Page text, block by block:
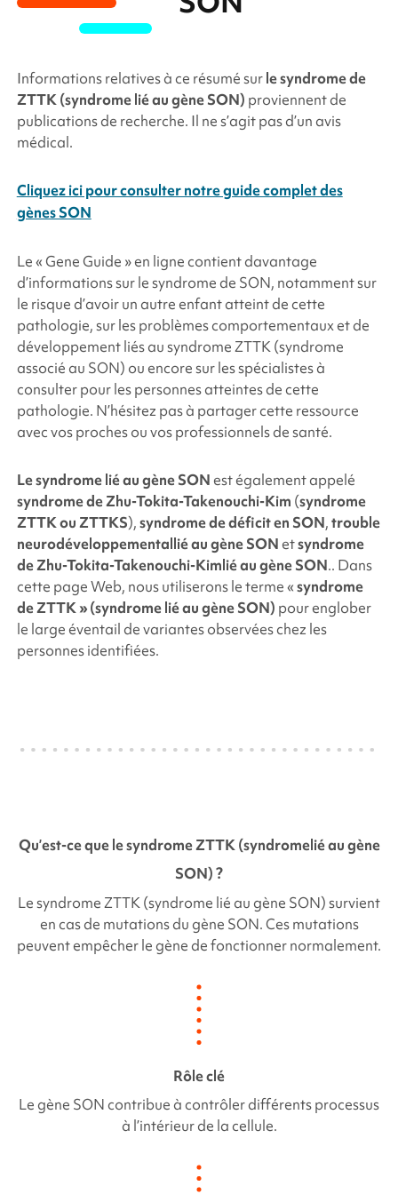
Informations relatives à ce résumé surle syndrome de
ZTTK (syndrome lié au gèneSON) proviennent de
publications de recherche. Il ne s’agit pas d’un avis
médical.
Cliquez ici pour consulter notre guide complet des
gènes SON
Le « Gene Guide » en ligne contient davantage
d’informations sur le syndrome de SON, notamment sur
le risque d’avoir un autre enfant atteint de cette
pathologie, sur les problèmes comportementaux et de
développement liés au syndrome ZTTK (syndrome
associé au SON) ou encore sur les spécialistes à
consulter pour les personnes atteintes de cette
pathologie. N’hésitez pas à partager cette ressource
avec vos proches ou vos professionnels de santé.
Le syndrome lié au gèneSONest également appelé
syndrome de Zhu-Tokita-Takenouchi-Kim (syndrome
ZTTK ou ZTTKS),syndrome de déficit en SON,trouble
neurodéveloppementallié au gèneSONetsyndrome
de Zhu-Tokita-Takenouchi-Kimlié au gèneSON.. Dans
cette page Web, nous utiliserons le terme «syndrome
de ZTTK » (syndrome lié au gèneSON) pour englober
le large éventail de variantes observées chez les
personnes identifiées.
Qu’est-ce que le syndrome ZTTK (syndromelié au gène
SON) ?
Le syndrome ZTTK (syndrome lié au gène SON) survient
en cas de mutations du gène SON. Ces mutations
peuvent empêcher le gène de fonctionner normalement.
Rôle clé
Le gène SONcontribue à contrôler différents processus
à l’intérieur de la cellule.